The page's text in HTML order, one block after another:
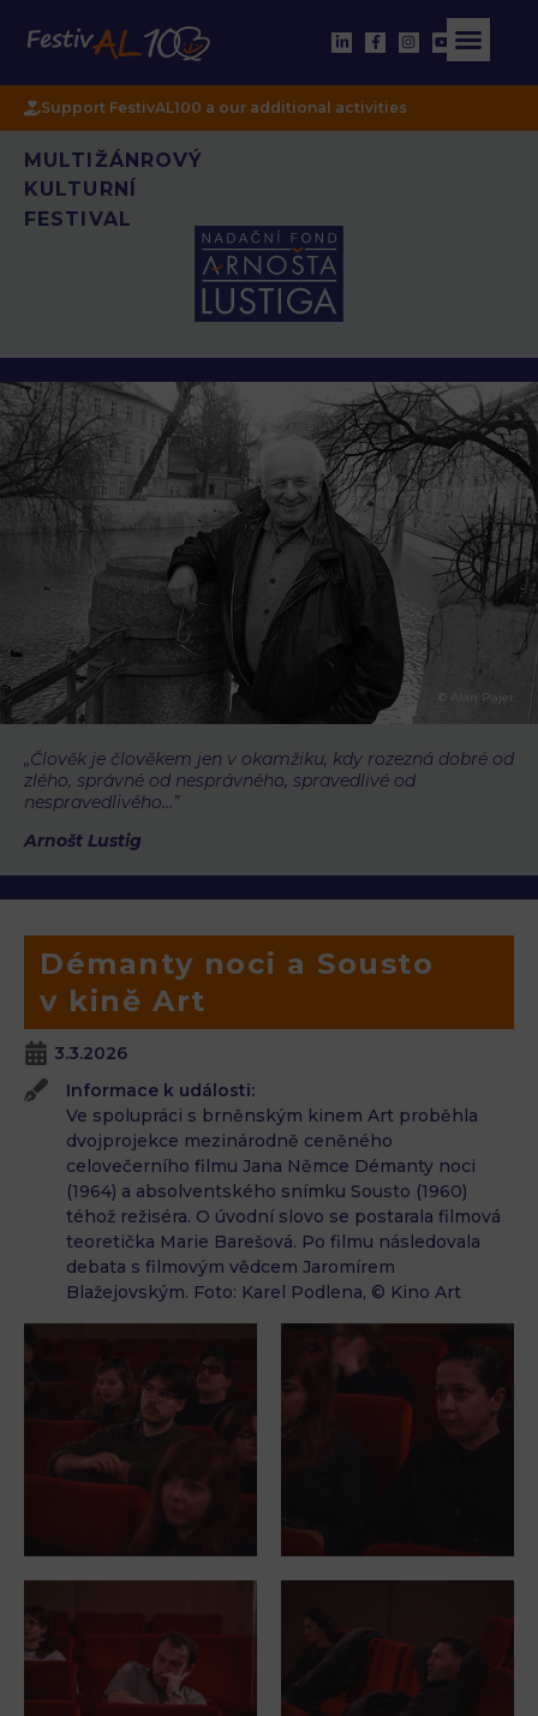
Support FestivAL100 a our additional activities
MULTIŽÁNROVÝ
KULTURNÍ
FESTIVAL
© Alan Pajer
„Člověk je člověkem jen v okamžiku, kdy rozezná dobré od
zlého, správné od nesprávného, spravedlivé od
nespravedlivého…”
Arnošt Lustig
Démanty noci a Sousto
v kině Art
3.3.2026
Informace k události:
Ve spolupráci s brněnským kinem Art proběhla
dvojprojekce mezinárodně ceněného
celovečerního filmu Jana Němce Démanty noci
(1964) a absolventského snímku Sousto (1960)
téhož režiséra. O úvodní slovo se postarala filmová
teoretička Marie Barešová. Po filmu následovala
debata s filmovým vědcem Jaromírem
Blažejovským. Foto: Karel Podlena, © Kino Art